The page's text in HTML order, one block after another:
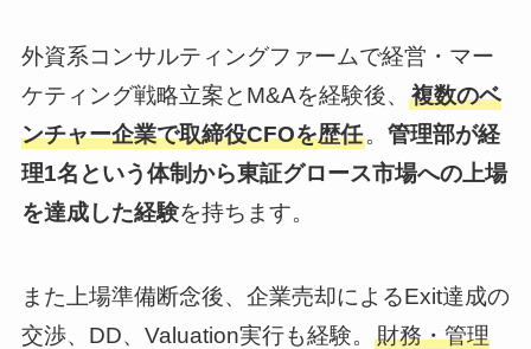
外資系コンサルティングファームで経営・マー
ケティング戦略立案とM&Aを経験後、 複数のベ
ンチャー企業で取締役CFOを歴任。 管理部が経
理1名という体制から東証グロース市場への上場
を達成した経験を持ちます。
また上場準備断念後、企業売却によるExit達成の
交渉、DD、Valuation実行も経験。 財務・管理